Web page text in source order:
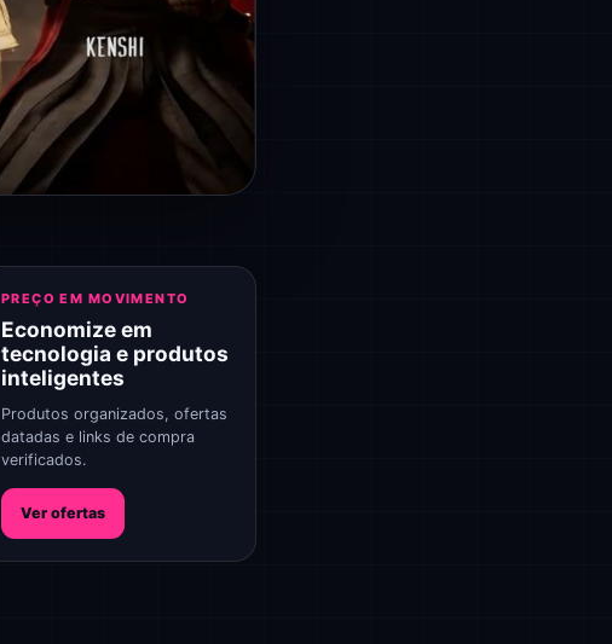
PREÇO EM MOVIMENTO
Economize em
tecnologia e produtos
inteligentes
Produtos organizados, ofertas
datadas e links de compra
verificados.
Ver ofertas